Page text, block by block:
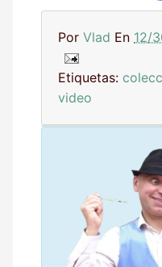
Por Vlad En 12/
Etiquetas:
video